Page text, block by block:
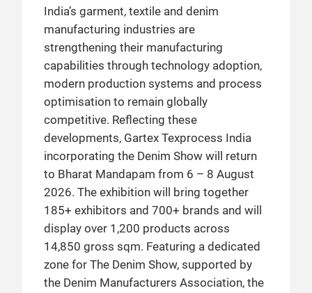
India’s garment, textile and denim
manufacturing industries are
strengthening their manufacturing
capabilities through technology adoption,
modern production systems and process
optimisation to remain globally
competitive. Reflecting these
developments, Gartex Texprocess India
incorporating the Denim Show will return
to Bharat Mandapam from 6 – 8 August
2026. The exhibition will bring together
185+ exhibitors and 700+ brands and will
display over 1,200 products across
14,850 gross sqm. Featuring a dedicated
zone for The Denim Show, supported by
the Denim Manufacturers Association, the